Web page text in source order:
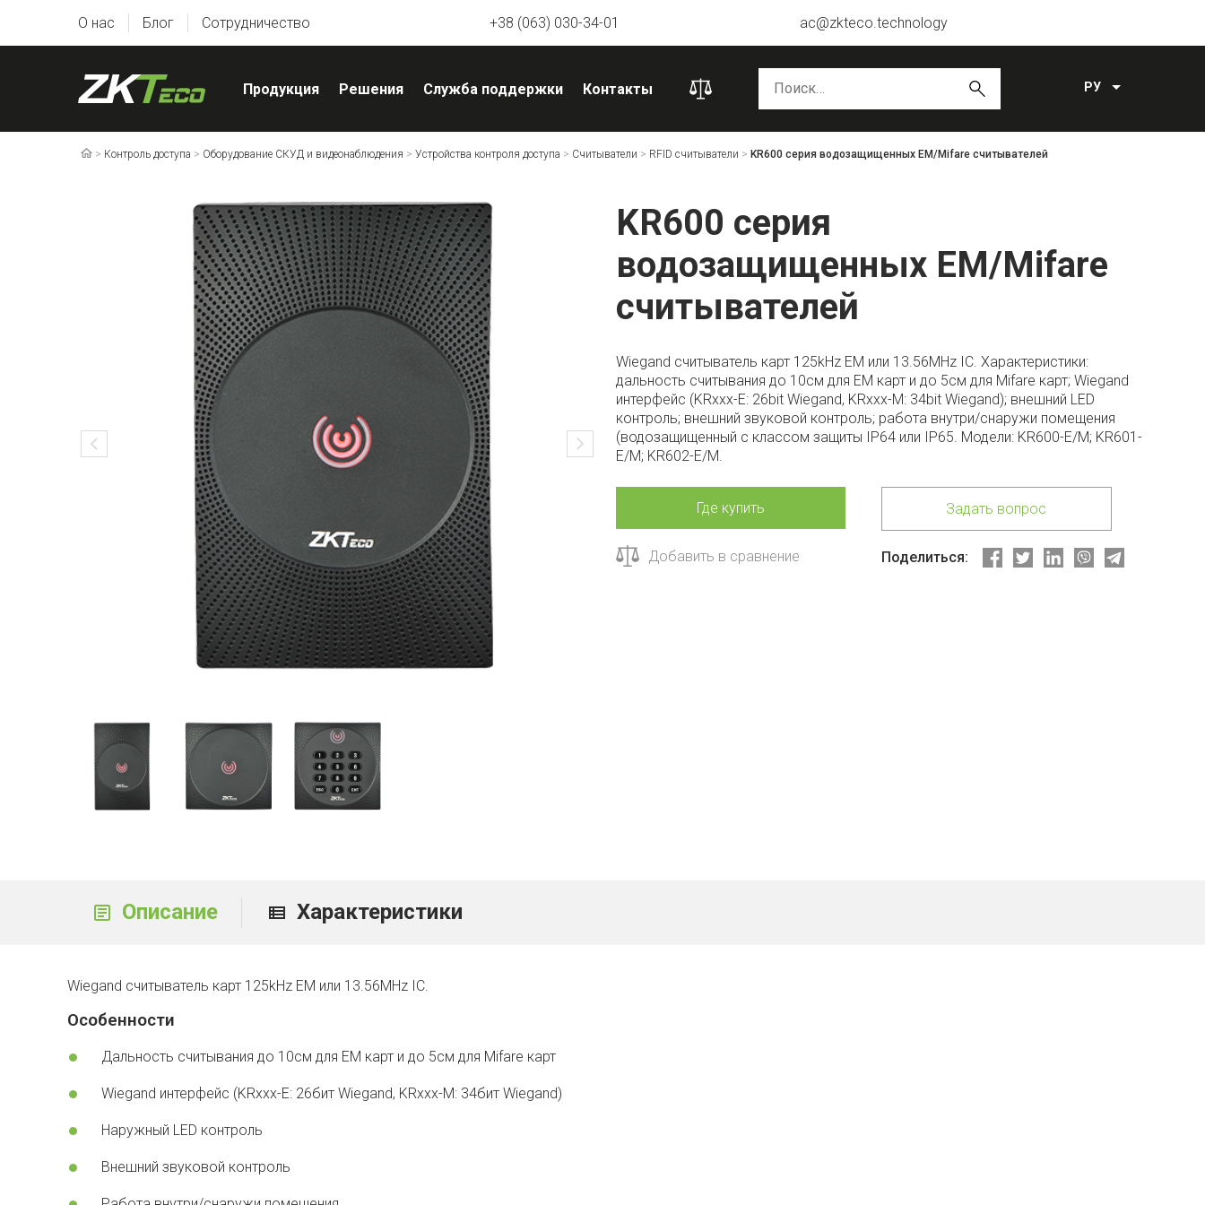
О нас Блог Сотрудничество +38 (063) 030-34-01 ac@zkteco.technology
Продукция Решения Служба поддержки Контакты РУ
> Контроль доступа > Оборудование СКУД и видеонаблюдения > Устройства контроля доступа > Считыватели > RFID считыватели > KR600 серия водозащищенных EM/Mifare считывателей
KR600 серия
водозащищенных EM/Mifare
считывателей
Wiegand считыватель карт 125kHz EM или 13.56MHz IC. Характеристики:
дальность считывания до 10см для EM карт и до 5см для Mifare карт; Wiegand
интерфейс (KRxxx-E: 26bit Wiegand, KRxxx-M: 34bit Wiegand); внешний LED
контроль; внешний звуковой контроль; работа внутри/снаружи помещения
(водозащищенный с классом защиты IP64 или IP65. Модели: KR600-E/M; KR601-
E/M; KR602-E/M.
Где купить Задать вопрос
Добавить в сравнение Поделиться:
Описание Характеристики
Wiegand считыватель карт 125kHz EM или 13.56MHz IC.
Особенности
Дальность считывания до 10см для EM карт и до 5см для Mifare карт
Wiegand интерфейс (KRxxx-E: 26бит Wiegand, KRxxx-M: 34бит Wiegand)
Наружный LED контроль
Внешний звуковой контроль